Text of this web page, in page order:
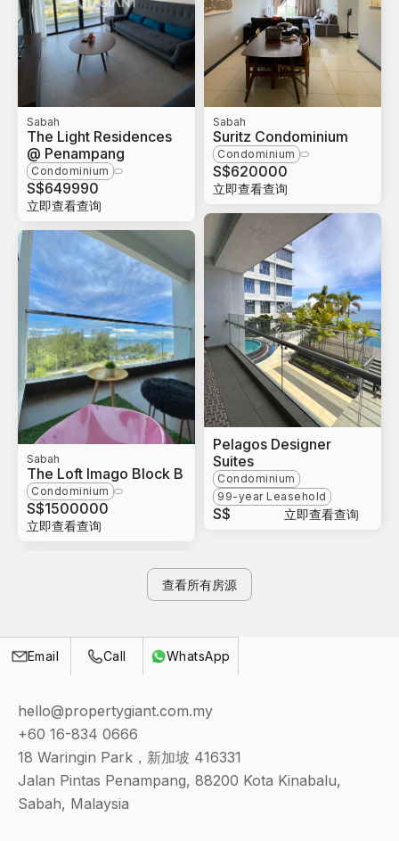
Sabah
The Light Residences
@ Penampang
Condominium
S$649990
立即查看查询
Sabah
The Loft Imago Block B
Condominium
S$1500000
立即查看查询
Sabah
Suritz Condominium
Condominium
S$620000
立即查看查询
Pelagos Designer
Suites
Condominium
99-year Leasehold
S$ 立即查看查询
查看所有房源
Email Call WhatsApp
hello@propertygiant.com.my
+60 16-834 0666
18 Waringin Park，新加坡 416331
Jalan Pintas Penampang, 88200 Kota Kinabalu,
Sabah, Malaysia